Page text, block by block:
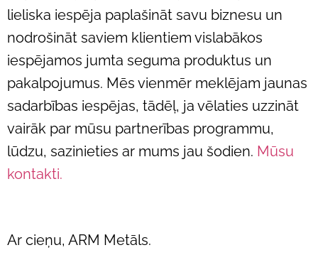
lieliska iespēja paplašināt savu biznesu un
nodrošināt saviem klientiem vislabākos
iespējamos jumta seguma produktus un
pakalpojumus. Mēs vienmēr meklējam jaunas
sadarbības iespējas, tādēļ, ja vēlaties uzzināt
vairāk par mūsu partnerības programmu,
lūdzu, sazinieties ar mums jau šodien. Mūsu
kontakti.
Ar cieņu, ARM Metāls.